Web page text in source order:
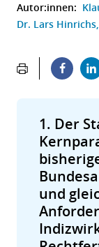
Autor:innen:
Dr. Lars
1. Der
und